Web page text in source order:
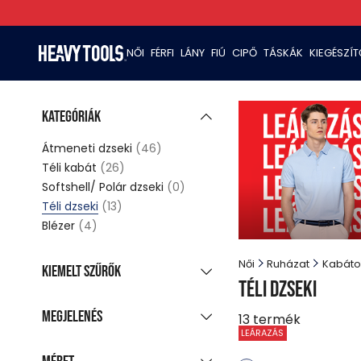
NŐI FÉRFI LÁNY FIÚ CIPŐ TÁSKÁK
Női Ruházat
Téli dzseki
13 termék
LEÁRAZÁS
Kategóriák
Átmeneti dzseki (46)
Téli kabát (26)
Softshell/ Polár dzseki (0)
Téli dzseki (13)
Blézer (4)
Kiemelt szűrők
Megjelenés